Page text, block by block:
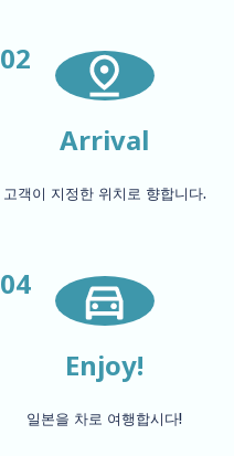
02
Arrival
고객이 지정한 위치로 향합니다.
04
Enjoy!
일본을 차로 여행합시다!